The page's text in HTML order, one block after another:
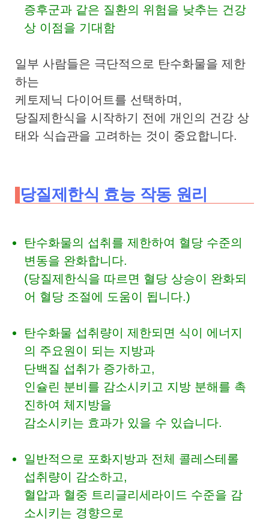
증후군과 같은 질환의 위험을 낮추는 건강
상 이점을 기대함
일부 사람들은 극단적으로 탄수화물을 제한
하는
케토제닉 다이어트를 선택하며,
당질제한식을 시작하기 전에 개인의 건강 상
태와 식습관을 고려하는 것이 중요합니다.
당질제한식 효능 작동 원리
탄수화물의 섭취를 제한하여 혈당 수준의
변동을 완화합니다.
(당질제한식을 따르면 혈당 상승이 완화되
어 혈당 조절에 도움이 됩니다.)
탄수화물 섭취량이 제한되면 식이 에너지
의 주요원이 되는 지방과
단백질 섭취가 증가하고,
인슐린 분비를 감소시키고 지방 분해를 촉
진하여 체지방을
감소시키는 효과가 있을 수 있습니다.
일반적으로 포화지방과 전체 콜레스테롤
섭취량이 감소하고,
혈압과 혈중 트리글리세라이드 수준을 감
소시키는 경향으로